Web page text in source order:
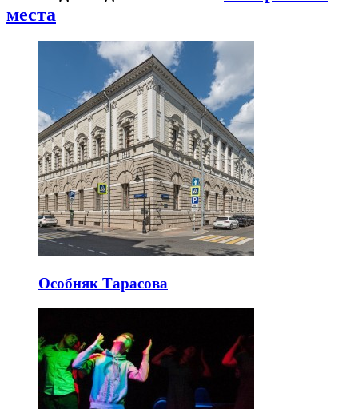
места
Особняк Тарасова